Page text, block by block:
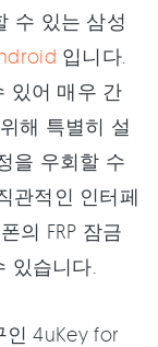
수 있는 삼성
입니다.
있어 매우 간
해 특별히 설
을 우회할 수
관적인 인터페
의 FRP 잠금
있습니다.
인 4uKey for